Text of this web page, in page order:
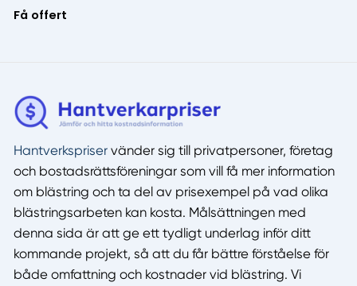
Få offert
Hantverkspriservänder sig till privatpersoner, företag
och bostadsrättsföreningar som vill få mer information
om blästring och ta del av prisexempel på vad olika
blästringsarbeten kan kosta. Målsättningen med
denna sida är att ge ett tydligt underlag inför ditt
kommande projekt, så att du får bättre förståelse för
både omfattning och kostnader vid blästring. Vi